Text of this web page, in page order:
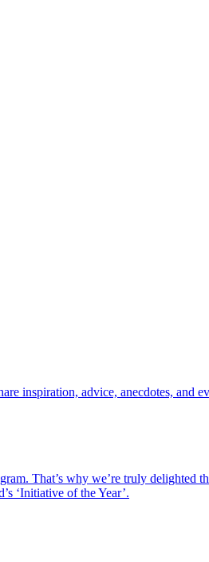
inspiration, advice, anecdotes, and
That’s why we’re truly delighted
‘Initiative of the Year’.